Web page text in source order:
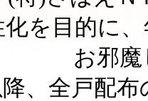
を目的に
お邪
、全戸配